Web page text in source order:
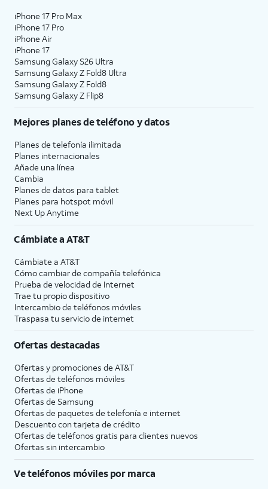
iPhone 17 Pro Max
iPhone 17 Pro
iPhone Air
iPhone 17
Samsung Galaxy S26 Ultra
Samsung Galaxy Z Fold8 Ultra
Samsung Galaxy Z Fold8
Samsung Galaxy Z Flip8
Mejores planes de teléfono y datos
Planes de telefonía ilimitada
Planes internacionales
Añade una línea
Cambia
Planes de datos para tablet
Planes para hotspot móvil
Next Up Anytime
Cámbiate aAT&T
Cámbiate a AT&T
Cómo cambiar de compañía telefónica
Prueba de velocidad de Internet
Trae tu propio dispositivo
Intercambio de teléfonos móviles
Traspasa tu servicio de internet
Ofertas destacadas
Ofertas y promociones de AT&T
Ofertas de teléfonos móviles
Ofertas de iPhone
Ofertas de Samsung
Ofertas de paquetes de telefonía e internet
Descuento con tarjeta de crédito
Ofertas de teléfonos gratis para clientes nuevos
Ofertas sin intercambio
Ve teléfonos móviles por marca